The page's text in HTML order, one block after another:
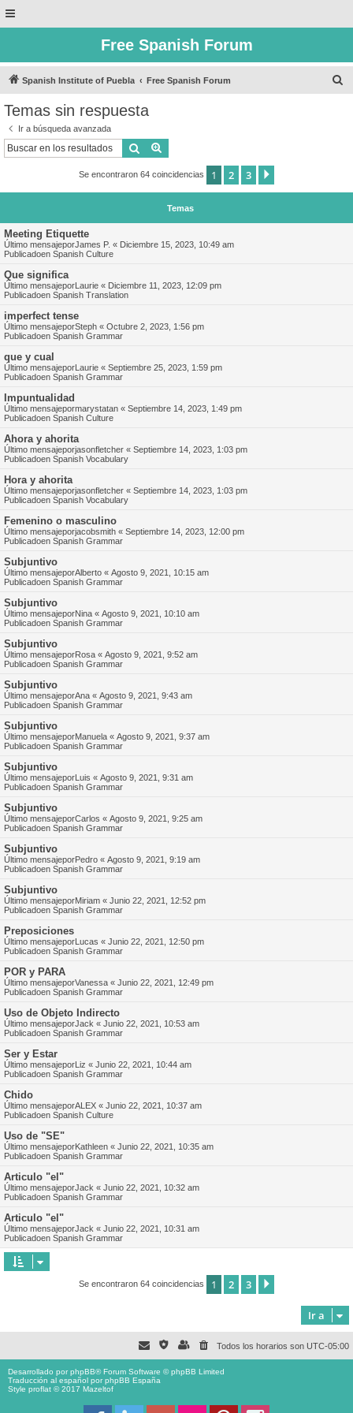
Free Spanish Forum
Spanish Institute of Puebla Free Spanish Forum
Temas sin respuesta
Ir a búsqueda avanzada
Buscar
Se encontraron 64 coincidencias 1 2 3
Temas
Meeting Etiquette
Último mensajeporJames P. « Diciembre 15, 2023, 10:49 am
Publicadoen Spanish Culture
Que significa
Último mensajeporLaurie « Diciembre 11, 2023, 12:09 pm
Publicadoen Spanish Translation
imperfect tense
Último mensajeporSteph « Octubre 2, 2023, 1:56 pm
Publicadoen Spanish Grammar
que y cual
Último mensajeporLaurie « Septiembre 25, 2023, 1:59 pm
Publicadoen Spanish Grammar
Impuntualidad
Último mensajepormarystatan « Septiembre 14, 2023, 1:49 pm
Publicadoen Spanish Culture
Ahora y ahorita
Último mensajeporjasonfletcher « Septiembre 14, 2023, 1:03 pm
Publicadoen Spanish Vocabulary
Hora y ahorita
Último mensajeporjasonfletcher « Septiembre 14, 2023, 1:03 pm
Publicadoen Spanish Vocabulary
Femenino o masculino
Último mensajeporjacobsmith « Septiembre 14, 2023, 12:00 pm
Publicadoen Spanish Grammar
Subjuntivo
Último mensajeporAlberto « Agosto 9, 2021, 10:15 am
Publicadoen Spanish Grammar
Subjuntivo
Último mensajeporNina « Agosto 9, 2021, 10:10 am
Publicadoen Spanish Grammar
Subjuntivo
Último mensajeporRosa « Agosto 9, 2021, 9:52 am
Publicadoen Spanish Grammar
Subjuntivo
Último mensajeporAna « Agosto 9, 2021, 9:43 am
Publicadoen Spanish Grammar
Subjuntivo
Último mensajeporManuela « Agosto 9, 2021, 9:37 am
Publicadoen Spanish Grammar
Subjuntivo
Último mensajeporLuis « Agosto 9, 2021, 9:31 am
Publicadoen Spanish Grammar
Subjuntivo
Último mensajeporCarlos « Agosto 9, 2021, 9:25 am
Publicadoen Spanish Grammar
Subjuntivo
Último mensajeporPedro « Agosto 9, 2021, 9:19 am
Publicadoen Spanish Grammar
Subjuntivo
Último mensajeporMiriam « Junio 22, 2021, 12:52 pm
Publicadoen Spanish Grammar
Preposiciones
Último mensajeporLucas « Junio 22, 2021, 12:50 pm
Publicadoen Spanish Grammar
POR y PARA
Último mensajeporVanessa « Junio 22, 2021, 12:49 pm
Publicadoen Spanish Grammar
Uso de Objeto Indirecto
Último mensajeporJack « Junio 22, 2021, 10:53 am
Publicadoen Spanish Grammar
Ser y Estar
Último mensajeporLiz « Junio 22, 2021, 10:44 am
Publicadoen Spanish Grammar
Chido
Último mensajeporALEX « Junio 22, 2021, 10:37 am
Publicadoen Spanish Culture
Uso de "SE"
Último mensajeporKathleen « Junio 22, 2021, 10:35 am
Publicadoen Spanish Grammar
Articulo "el"
Último mensajeporJack « Junio 22, 2021, 10:32 am
Publicadoen Spanish Grammar
Articulo "el"
Último mensajeporJack « Junio 22, 2021, 10:31 am
Publicadoen Spanish Grammar
Se encontraron 64 coincidencias 1 2 3
Ir a
Todos los horarios son UTC-05:00
Desarrollado porphpBB® Forum Software © phpBB Limited
Traducción al español porphpBB España
Style proflat © 2017 Mazeltof